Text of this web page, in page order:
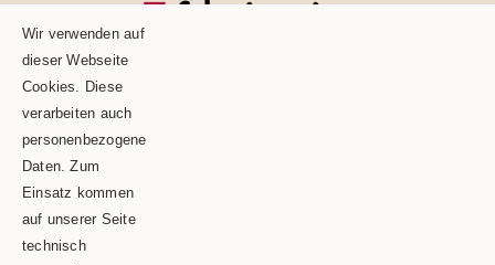
Wir verwenden auf
dieser Webseite
Cookies. Diese
verarbeiten auch
personenbezogene
Daten. Zum
Einsatz kommen
auf unserer Seite
technisch